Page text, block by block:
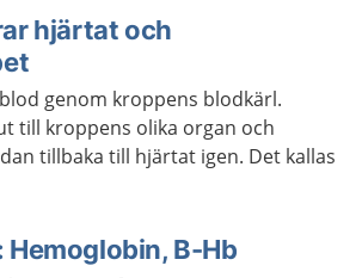
hjärtat och
genom kroppens blodkärl.
till kroppens olika organ och
tillbaka till hjärtat igen. Det kallas
Hemoglobin, B-Hb